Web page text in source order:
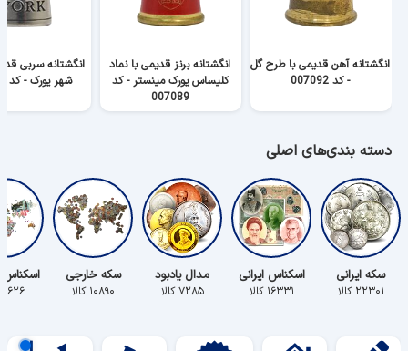
انگشتانه آهن قدیمی با طرح گل
- کد 007092
انگشتانه برنز قدیمی با نماد
کلیساس یورک مینستر - کد
007089
انگشتانه سربی
شهر یورک - کد 007070
دسته بندی‌های اصلی
سکه ایرانی
۲۲۳۰۱ کالا
اسکناس ایرانی
۱۶۳۳۱ کالا
مدال یادبود
۷۲۸۵ کالا
سکه خارجی
۱۰۸۹۰ کالا ۵۶۲۶ کالا